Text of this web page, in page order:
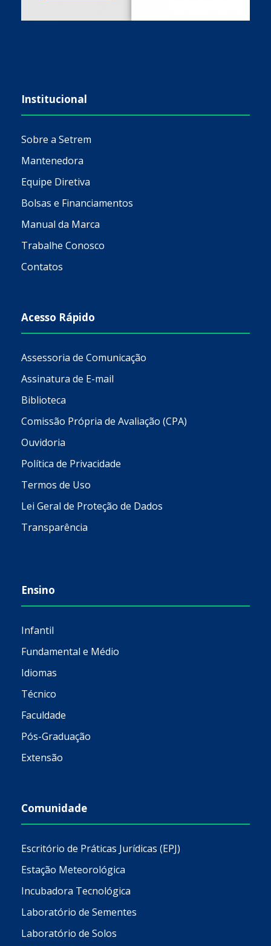
Institucional
Sobre a Setrem
Mantenedora
Equipe Diretiva
Bolsas e Financiamentos
Manual da Marca
Trabalhe Conosco
Contatos
Acesso Rápido
Assessoria de Comunicação
Assinatura de E-mail
Biblioteca
Comissão Própria de Avaliação (CPA)
Ouvidoria
Política de Privacidade
Termos de Uso
Lei Geral de Proteção de Dados
Transparência
Ensino
Infantil
Fundamental e Médio
Idiomas
Técnico
Faculdade
Pós-Graduação
Extensão
Comunidade
Escritório de Práticas Jurídicas (EPJ)
Estação Meteorológica
Incubadora Tecnológica
Laboratório de Sementes
Laboratório de Solos